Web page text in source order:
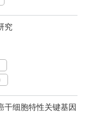
究
干细胞特性关键基因